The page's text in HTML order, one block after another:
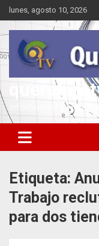
Saltar
al
contenido
lunes, agosto 10, 2026
Información y
Etiqueta:
Trabajo
para dos